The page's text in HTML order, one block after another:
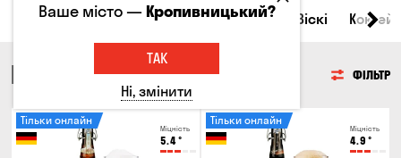
Всі товари Пиво Сидр Вино Віскі
ПИВО ФІЛЬТР
Міцність
5.4°
Тільки онлайн
Міцність
4.9 °
Тільки онлайн
Ваше місто —Кропивницький?
ТАК
Ні, змінити